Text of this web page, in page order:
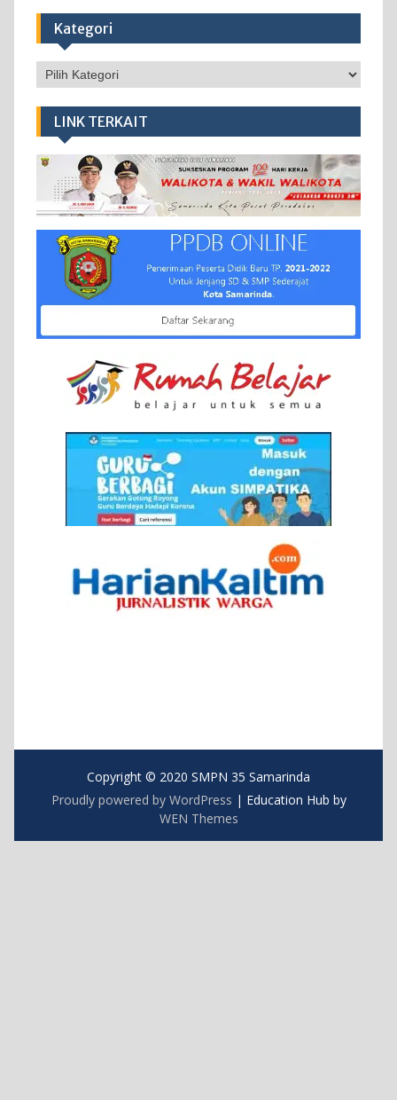
Kategori
Kategori
LINK TERKAIT
Copyright © 2020 SMPN 35 Samarinda
Proudly powered by WordPress | Education Hub by
WEN Themes